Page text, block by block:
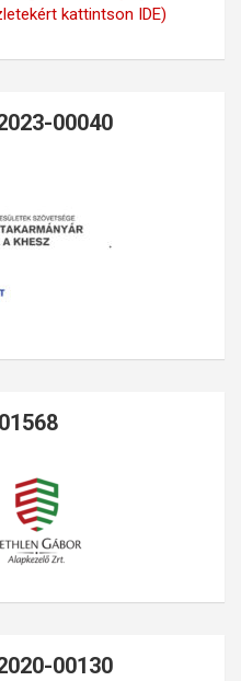
kattintson IDE)
00040
00130